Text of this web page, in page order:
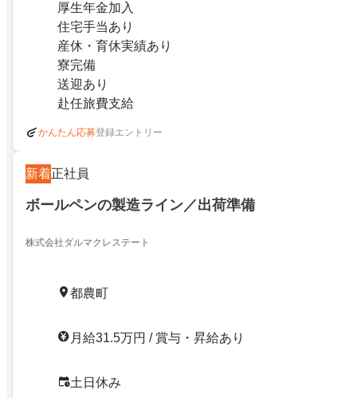
厚生年金加入
住宅手当あり
産休・育休実績あり
寮完備
送迎あり
赴任旅費支給
かんたん応募登録エントリー
新着正社員
ボールペンの製造ライン／出荷準備
株式会社ダルマクレステート
都農町
月給31.5万円 / 賞与・昇給あり
土日休み